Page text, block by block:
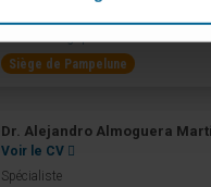
Siège de Pampelune
Dr. Alejandro Almoguera
Voir le CV
Spécialiste